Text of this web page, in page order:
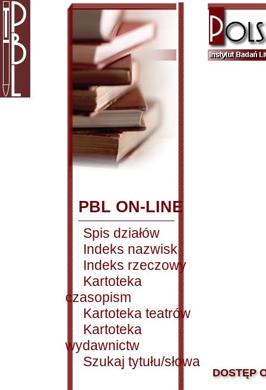
PBL ON-LINE
Spis działów
Indeks nazwisk
Indeks rzeczowy
Kartoteka
czasopism
Kartoteka teatrów
Kartoteka
wydawnictw
Szukaj tytułu/słowa
DOSTĘP